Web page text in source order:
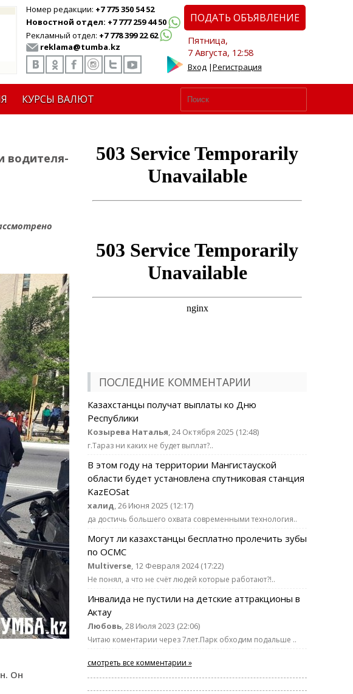
Номер редакции: +7 775 350 54 52
Новостной отдел: +7 777 259 44 50
Рекламный отдел: +7 778 399 22 62
reklama@tumba.kz
ПОДАТЬ ОБЪЯВЛЕНИЕ
Пятница,
7 Августа, 12:58
Вход|Регистрация
КУРСЫ ВАЛЮТ
водителя-
Он
ПОСЛЕДНИЕ КОММЕНТАРИИ
Казахстанцы получат выплаты ко Дню
Республики
Козырева Наталья, 24 Октября 2025 (12:48)
г.Тараз ни каких не будет выплат?..
В этом году на территории Мангистауской
области будет установлена спутниковая станция
KazEOSat
халид, 26 Июня 2025 (12:17)
да достичь большего охвата современными технология..
Могут ли казахстанцы бесплатно пролечить зубы
по ОСМС
Multiverse, 12 Февраля 2024 (17:22)
Не понял, а что не счёт людей которые работают?!..
Инвалида не пустили на детские аттракционы в
Актау
Любовь, 28 Июля 2023 (22:06)
Читаю коментарии через 7лет.Парк обходим подальше ..
смотреть все комментарии »